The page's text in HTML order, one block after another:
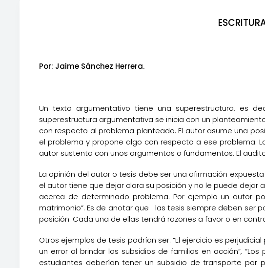
Por: Jaime Sánchez Herrera.
Un texto argumentativo tiene una superestructura, es
superestructura argumentativa se inicia con un
con respecto al problema planteado. El autor asume una
el problema y propone algo con respecto a ese problema.
autor sustenta con unos argumentos o fundamentos. El
La opinión del autor o tesis debe ser una afirmación
el autor tiene que dejar clara su posición y no le puede dejar
acerca de determinado problema. Por ejemplo un autor
matrimonio”. Es de anotar que las tesis siempre deben ser
posición. Cada una de ellas tendrá razones a favor o en
Otros ejemplos de tesis podrían ser: “El ejercicio es
un error al brindar los subsidios de familias en acción”,
estudiantes deberían tener un subsidio de transporte por